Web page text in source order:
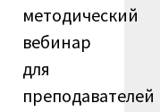
методический
вебинар
для
преподавателей